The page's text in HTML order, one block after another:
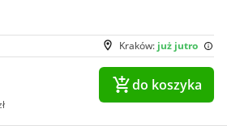
Kraków: już jutro
do koszyka